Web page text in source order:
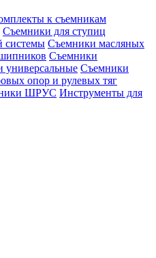
к съемникам
Съемники для ступиц
системы Съемники масляных
Съемники
универсальные Съемники
опор и рулевых тяг
ШРУС Инструменты для